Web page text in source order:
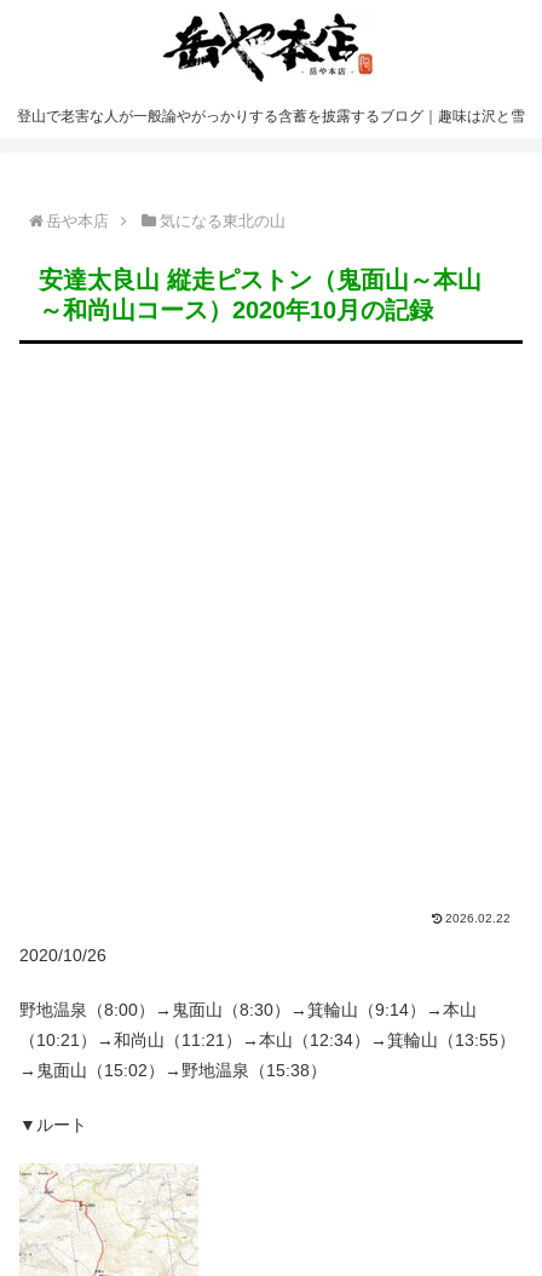
登山で老害な人が一般論やがっかりする含蓄を披露するブログ｜趣味は沢と雪
岳や本店 気になる東北の山
安達太良山 縦走ピストン（鬼面山～本山
～和尚山コース）2020年10月の記録
2026.02.22
2020/10/26
野地温泉（8:00）→鬼面山（8:30）→箕輪山（9:14）→本山
（10:21）→和尚山（11:21）→本山（12:34）→箕輪山（13:55）
→鬼面山（15:02）→野地温泉（15:38）
▼ルート